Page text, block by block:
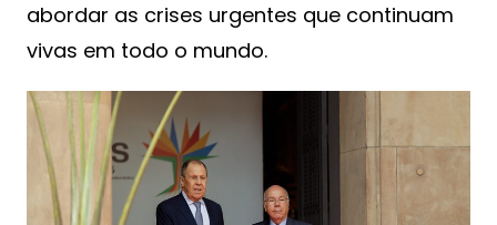
abordar as crises urgentes que continuam
vivas em todo o mundo.